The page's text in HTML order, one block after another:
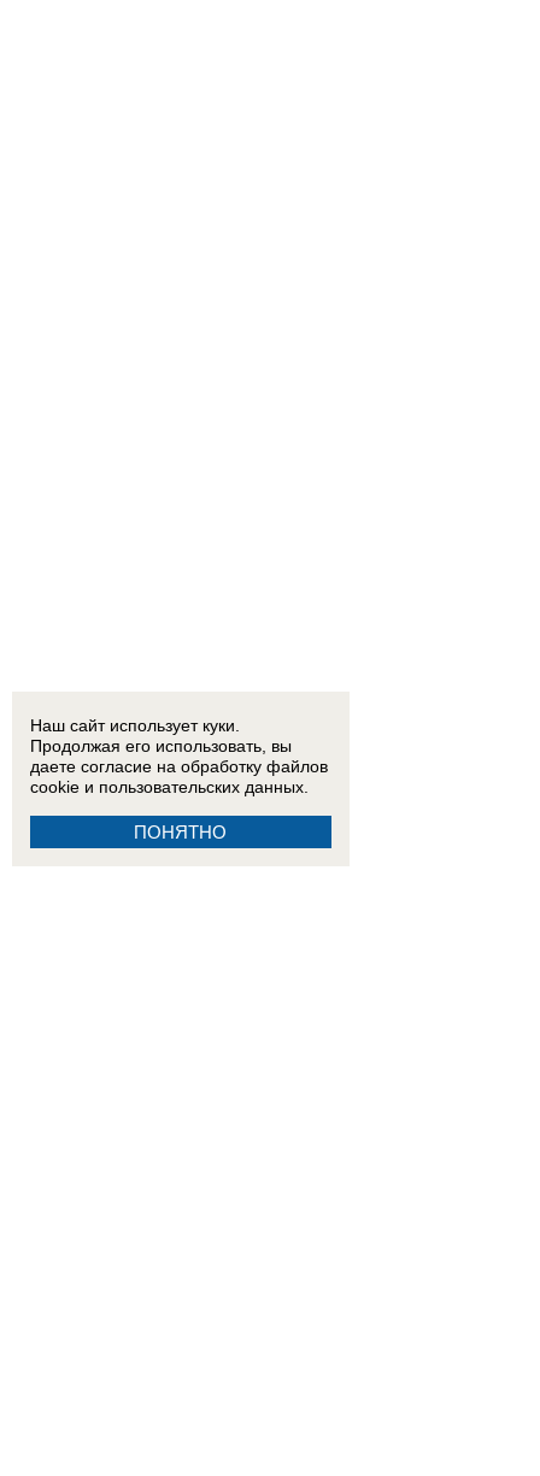
Наш сайт использует куки.
Продолжая его использовать, вы
даете согласие на обработку файлов
cookie и пользовательских данных.
ПОНЯТНО